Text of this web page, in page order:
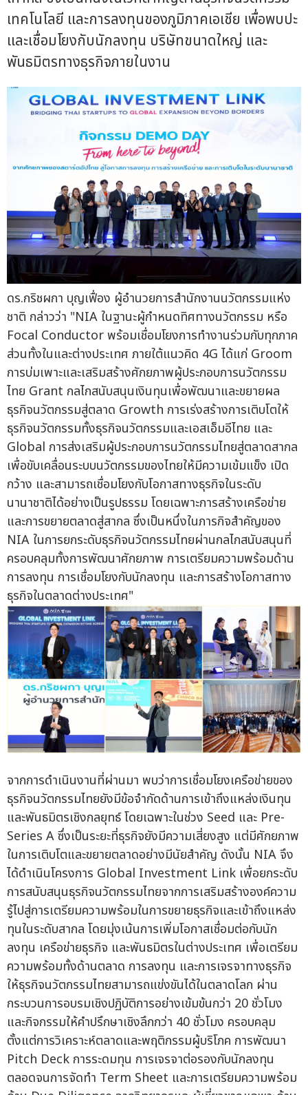
เทคโนโลยี และการลงทุนของภูมิภาคเอเชีย เพื่อพบปะ
และเชื่อมโยงกับนักลงทุน บริษัทขนาดใหญ่ และ
พันธมิตรทางธุรกิจภายในงาน
ดร.กริชผกา บุญเฟื่อง ผู้อำนวยการสำนักงานนวัตกรรมแห่ง
ชาติ กล่าวว่า "NIA ในฐานะผู้กำหนดทิศทางนวัตกรรม หรือ
Focal Conductor พร้อมเชื่อมโยงการทำงานร่วมกับทุกภาค
ส่วนทั้งในและต่างประเทศ ภายใต้แนวคิด 4G ได้แก่ Groom
การบ่มเพาะและเสริมสร้างศักยภาพผู้ประกอบการนวัตกรรม
ไทย Grant กลไกสนับสนุนเงินทุนเพื่อพัฒนาและขยายผล
ธุรกิจนวัตกรรมสู่ตลาด Growth การเร่งสร้างการเติบโตให้
ธุรกิจนวัตกรรมทั้งธุรกิจนวัตกรรมและเอสเอ็มอีไทย และ
Global การส่งเสริมผู้ประกอบการนวัตกรรมไทยสู่ตลาดสากล
เพื่อขับเคลื่อนระบบนวัตกรรมของไทยให้มีความเข้มแข็ง เปิด
กว้าง และสามารถเชื่อมโยงกับโอกาสทางธุรกิจในระดับ
นานาชาติได้อย่างเป็นรูปธรรม โดยเฉพาะการสร้างเครือข่าย
และการขยายตลาดสู่สากล ซึ่งเป็นหนึ่งในภารกิจสำคัญของ
NIA ในการยกระดับธุรกิจนวัตกรรมไทยผ่านกลไกสนับสนุนที่
ครอบคลุมทั้งการพัฒนาศักยภาพ การเตรียมความพร้อมด้าน
การลงทุน การเชื่อมโยงกับนักลงทุน และการสร้างโอกาสทาง
ธุรกิจในตลาดต่างประเทศ"
จากการดำเนินงานที่ผ่านมา พบว่าการเชื่อมโยงเครือข่ายของ
ธุรกิจนวัตกรรมไทยยังมีข้อจำกัดด้านการเข้าถึงแหล่งเงินทุน
และพันธมิตรเชิงกลยุทธ์ โดยเฉพาะในช่วง Seed และ Pre-
Series A ซึ่งเป็นระยะที่ธุรกิจยังมีความเสี่ยงสูง แต่มีศักยภาพ
ในการเติบโตและขยายตลาดอย่างมีนัยสำคัญ ดังนั้น NIA จึง
ได้ดำเนินโครงการ Global Investment Link เพื่อยกระดับ
การสนับสนุนธุรกิจนวัตกรรมไทยจากการเสริมสร้างองค์ความ
รู้ไปสู่การเตรียมความพร้อมในการขยายธุรกิจและเข้าถึงแหล่ง
ทุนในระดับสากล โดยมุ่งเน้นการเพิ่มโอกาสเชื่อมต่อกับนัก
ลงทุน เครือข่ายธุรกิจ และพันธมิตรในต่างประเทศ เพื่อเตรียม
ความพร้อมทั้งด้านตลาด การลงทุน และการเจรจาทางธุรกิจ
ให้ธุรกิจนวัตกรรมไทยสามารถแข่งขันได้ในตลาดโลก ผ่าน
กระบวนการอบรมเชิงปฏิบัติการอย่างเข้มข้นกว่า 20 ชั่วโมง
และกิจกรรมให้คำปรึกษาเชิงลึกกว่า 40 ชั่วโมง ครอบคลุม
ตั้งแต่การวิเคราะห์ตลาดและพฤติกรรมผู้บริโภค การพัฒนา
Pitch Deck การระดมทุน การเจรจาต่อรองกับนักลงทุน
ตลอดจนการจัดทำ Term Sheet และการเตรียมความพร้อม